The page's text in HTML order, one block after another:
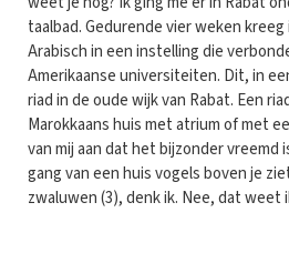
taalbad. Gedurende vier weken
Arabisch in een instelling die
Amerikaanse universiteiten. Dit, in
riad in de oude wijk van Rabat. Een
Marokkaans huis met atrium of met
van mij aan dat het bijzonder vreemd
gang van een huis vogels boven je
zwaluwen (3), denk ik. Nee, dat weet